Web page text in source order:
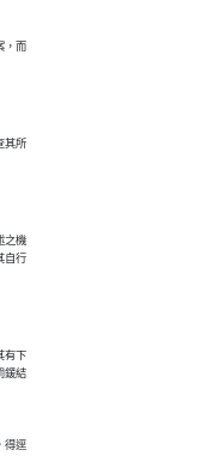
，而
其所
之機
自行
有下
鍰結
得逕